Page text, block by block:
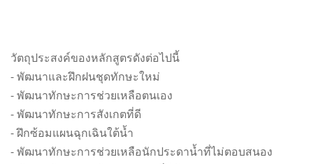
วัตถุประสงค์ของหลักสูตรดังต่อไปนี้
- พัฒนาและฝึกฝนชุดทักษะใหม่
- พัฒนาทักษะการช่วยเหลือตนเอง
- พัฒนาทักษะการสังเกตที่ดี
- ฝึกซ้อมแผนฉุกเฉินใต้น้ำ
- พัฒนาทักษะการช่วยเหลือนักประดาน้ำที่ไม่ตอบสนอง